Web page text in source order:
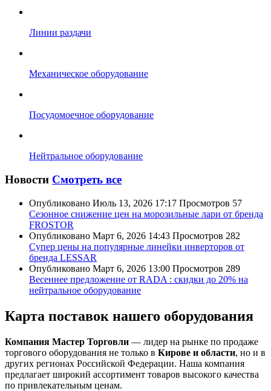
Линии раздачи
Механическое оборудование
Посудомоечное оборудование
Нейтральное оборудование
Новости Смотреть все
Опубликовано Июль 13, 2026 17:17 Просмотров 57
Сезонное снижение цен на морозильные лари от бренда
FROSTOR
Опубликовано Март 6, 2026 14:43 Просмотров 282
Супер цены на популярные линейки инверторов от
бренда LESSAR
Опубликовано Март 6, 2026 13:00 Просмотров 289
Весеннее предложение от RADA : скидки до 20% на
нейтральное оборудование
Карта поставок нашего оборудования
Компания Мастер Торговли — лидер на рынке по продаже
торгового оборудования не только в Кирове и области, но и в
других регионах Российской Федерации. Наша компания
предлагает широкий ассортимент товаров высокого качества
по привлекательным ценам.